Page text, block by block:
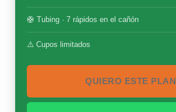
🛟 Tubing · 7 rápidos en el cañón
⚠️ Cupos limitados
QUIERO ESTE PLAN